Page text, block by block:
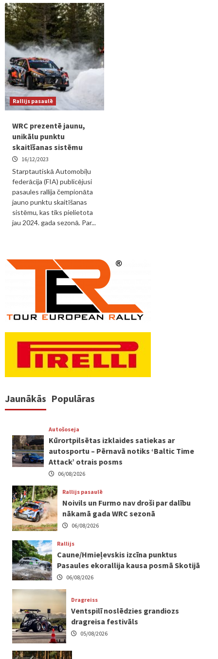
Rallijs pasaulē
WRC prezentē jaunu,
unikālu punktu
skaitīšanas sistēmu
16/12/2023
Starptautiskā Automobiļu
federācija (FIA) publicējusi
pasaules rallija čempionāta
jauno punktu skaitīšanas
sistēmu, kas tiks pielietota
jau 2024. gada sezonā. Par...
Jaunākās Populāras
Autošoseja
Kūrortpilsētas izklaides satiekas ar
autosportu – Pērnavā notiks ‘Baltic Time
Attack’ otrais posms
06/08/2026
Rallijs pasaulē
Noivils un Furmo nav droši par dalību
nākamā gada WRC sezonā
06/08/2026
Rallijs
Caune/Hmieļevskis izcīna punktus
Pasaules ekorallija kausa posmā Skotijā
06/08/2026
Dragreiss
Ventspilī noslēdzies grandiozs
dragreisa festivāls
05/08/2026